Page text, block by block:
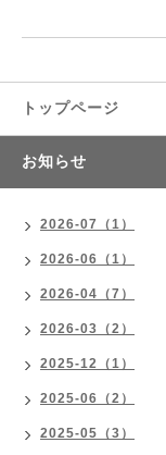
トップページ
お知らせ
2026-07（1）
2026-06（1）
2026-04（7）
2026-03（2）
2025-12（1）
2025-06（2）
2025-05（3）